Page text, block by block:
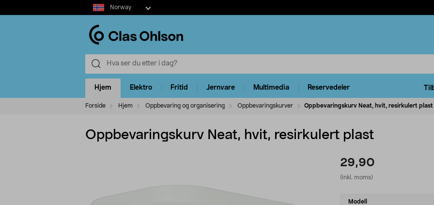
Select
market
Norway
Hjem Elektro Fritid Jernvare Multimedia Reservedeler
Forside Hjem Oppbevaring og organisering Oppbevaringskurver Oppbevaringskurv Neat, hvit, resirkulert plast
Oppbevaringskurv Neat, hvit, resirkulert plast
29,90
(inkl. moms)
Select
Modell